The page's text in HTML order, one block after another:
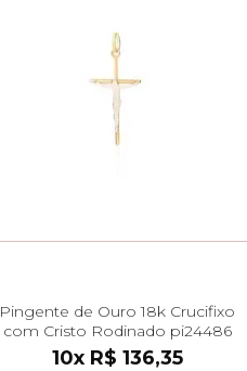
Pingente de Ouro 18k Crucifixo
com Cristo Rodinado pi24486
10x R$ 136,35